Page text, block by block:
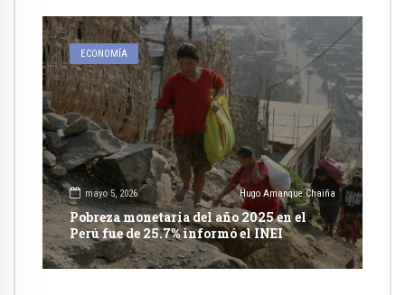
ECONOMÍA
mayo 5, 2026 Hugo Amanque Chaiña
Pobreza monetaria del año 2025 en el
Perú fue de 25.7% informó el INEI